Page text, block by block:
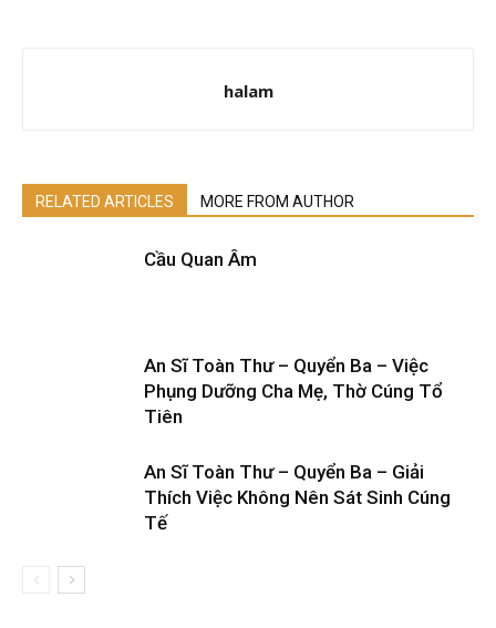
halam
RELATED ARTICLES MORE FROM AUTHOR
Cầu Quan Âm
An Sĩ Toàn Thư – Quyển Ba – Việc
Phụng Dưỡng Cha Mẹ, Thờ Cúng Tổ
Tiên
An Sĩ Toàn Thư – Quyển Ba – Giải
Thích Việc Không Nên Sát Sinh Cúng
Tế